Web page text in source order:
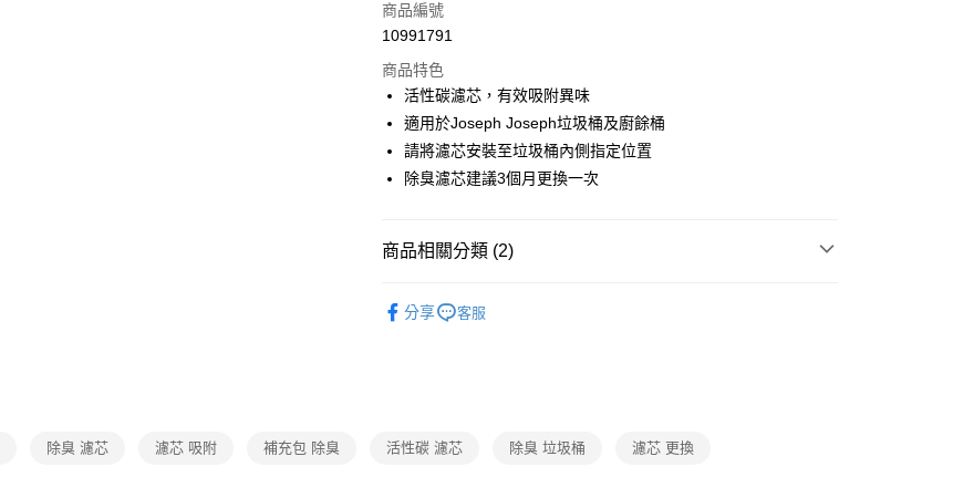
合作金庫商業銀行
華南商業銀行
上海商業儲蓄銀行
國泰世華商業銀行
臺灣中小企業銀行
台中商業銀行
匯豐（台灣）商業銀行
聯邦商業銀行
遠東國際商業銀行
元大商業銀行
台灣樂天信用卡公司
6 期 0 利率 每期
華南商業銀行
上海商業儲蓄銀行
國泰世華商業銀行
兆豐國際商業銀行
臺灣中小企業銀行
台中商業銀行
匯豐（台灣）商業銀行
玉山商業銀行
台新國際商業銀行
即享券
LINE Pay
Apple Pay
街口支付
ATM付款
付款後門市自取
商品編號
10991791
商品特色
活性碳濾芯，有效吸附異味
適用於Joseph Joseph垃圾桶及廚餘桶
請將濾芯安裝至垃圾桶內側指定位置
除臭濾芯建議3個月更換一次
商品相關分類 (2)
分享 客服
除臭 濾芯 濾芯 吸附 補充包 除臭 活性碳 濾芯 除臭 垃圾桶 濾芯 更換